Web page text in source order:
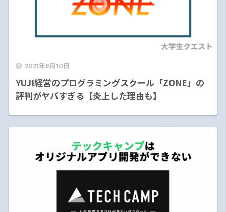
2021年8月10日
YUJI経営のプログラミングスクール「ZONE」の
評判がヤバすぎる【炎上した理由も】